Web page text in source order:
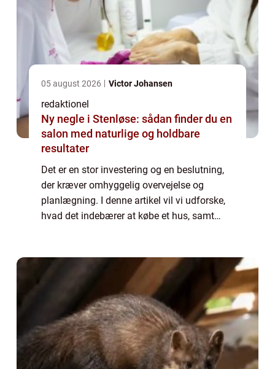
05 august 2026 Victor Johansen
redaktionel
Ny negle i Stenløse: sådan finder du en
salon med naturlige og holdbare
resultater
Det er en stor investering og en beslutning,
der kræver omhyggelig overvejelse og
planlægning. I denne artikel vil vi udforske,
hvad det indebærer at købe et hus, samt